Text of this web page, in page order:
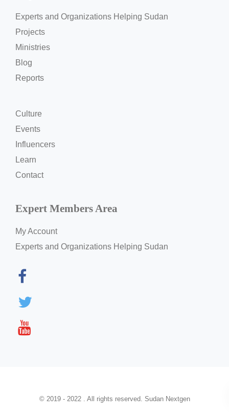
Experts and Organizations Helping Sudan
Projects
Ministries
Blog
Reports
Culture
Events
Influencers
Learn
Contact
Expert Members Area
My Account
Experts and Organizations Helping Sudan
© 2019 - 2022 . All rights reserved. Sudan Nextgen